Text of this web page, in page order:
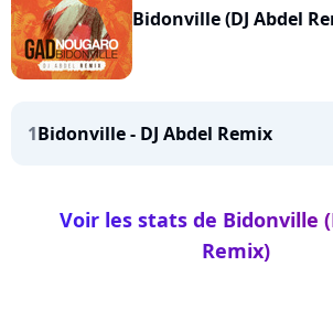
Bidonville (DJ Abdel
1Bidonville - DJ Abdel Remix
Voir les stats de Bidonville
Remix)